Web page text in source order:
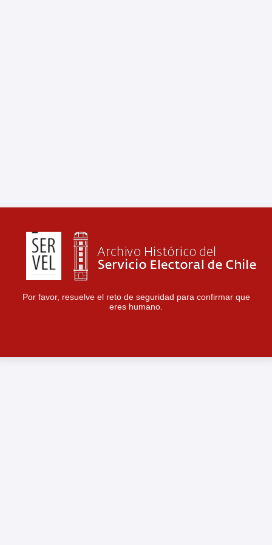
Por favor, resuelve el reto de seguridad para confirmar que
eres humano.